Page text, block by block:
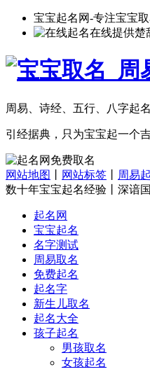
宝宝起名网-专注宝宝
在线提供楚
周易、诗经、五行、八字起
引经据典，只为宝宝起一个
网站地图 网站标签
周易
数十年宝宝起名经验丨深谙
起名网
宝宝起名
名字测试
周易取名
免费起名
起名字
新生儿取名
起名大全
孩子起名
男孩取名
女孩起名